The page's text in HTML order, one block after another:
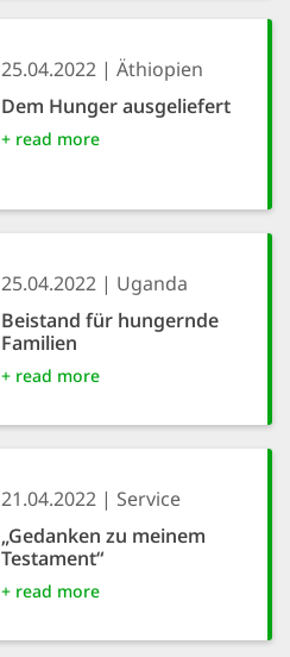
25.04.2022
Äthiopien
Dem Hunger ausgeliefert
+ read more
25.04.2022
Uganda
Beistand für hungernde
Familien
+ read more
21.04.2022
Service
„Gedanken zu meinem
Testament“
+ read more